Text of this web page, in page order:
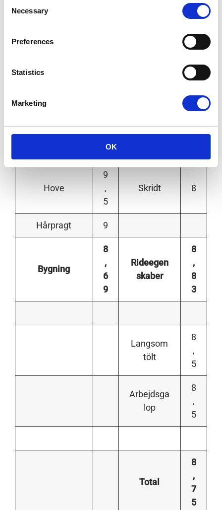
Selection
Necessary
Preferences
Statistics
Marketing
OK
,
5
7
Form
under
9
Hove
9
,
5
Skridt 8
Hårpragt 9
Bygning
8
,
6
9
Rideegen
skaber
8
,
8
3
Langsom
tölt
8
,
5
Arbejdsga
lop
8
,
5
Total
8
,
7
5